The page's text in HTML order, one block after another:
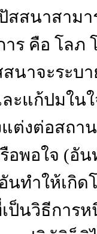
สสนาสาม
ร คือ โลภ
นาจะระบ
ะแก้ปมในใ
ต่งต่อสถา
พอใจ (อัน
นทำให้เกิ
นวิธีการห